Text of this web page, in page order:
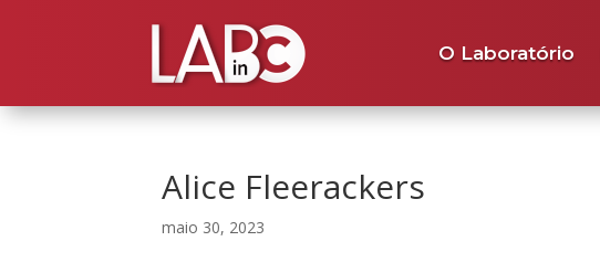
O Laboratório
Alice Fleerackers
maio 30, 2023